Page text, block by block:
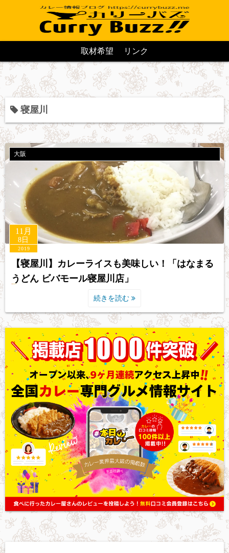
取材希望 リンク
寝屋川
大阪
11月
8日
2019
【寝屋川】カレーライスも美味しい！「はなまる
うどん ビバモール寝屋川店」
続きを読む